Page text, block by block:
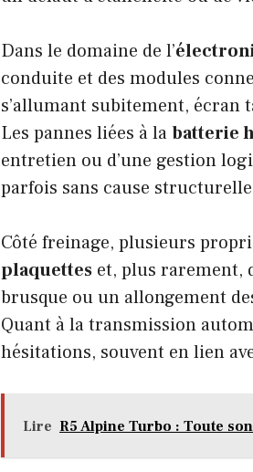
Dans le domaine de l’
conduite et des modules
s’allumant subitement,
Les pannes liées à labatterie
entretien ou d’une gestion
parfois sans cause
Côté freinage, plusieurs
plaquettes et, plus rarement,
brusque ou un allongement
Quant à la transmission
hésitations, souvent en lien
Lire R5 Alpine Turbo : Toute